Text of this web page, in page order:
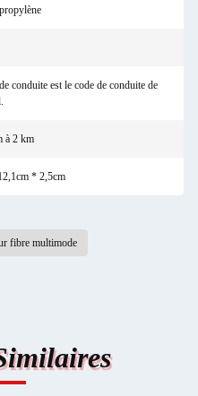
conduite est le code de conduite de
à 2 km
* 2,5cm
fibre multimode